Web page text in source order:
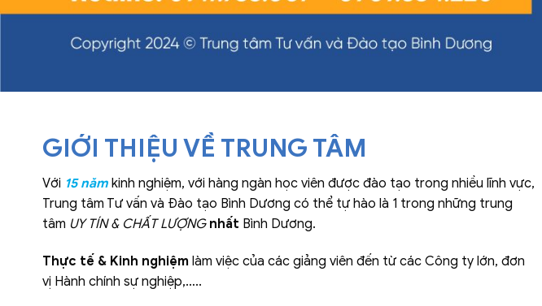
GIỚI THIỆU VỀ TRUNG TÂM
Với 15 năm kinh nghiệm, với hàng ngàn học viên được đào tạo trong nhiều lĩnh vực,
Trung tâm Tư vấn và Đào tạo Bình Dương có thể tự hào là 1 trong những trung
tâm UY TÍN & CHẤT LƯỢNG nhất Bình Dương.
Thực tế & Kinh nghiệm làm việc của các giảng viên đến từ các Công ty lớn, đơn
vị Hành chính sự nghiệp,…..